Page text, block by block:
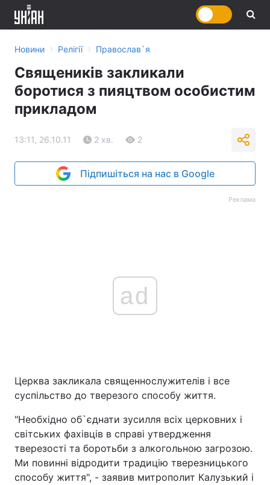
Новини › Релігії › Православ`я
Священиків закликали
боротися з пияцтвом особистим
прикладом
13:11, 26.10.11 2 хв. 2
Підпишіться на нас в Google
Реклама
ad
Церква закликала священнослужителів і все
суспільство до тверезого способу життя.
"Необхідно об`єднати зусилля всіх церковних і
світських фахівців в справі утвердження
тверезості та боротьби з алкогольною загрозою.
Ми повинні відродити традицію тверезницького
способу життя", - заявив митрополит Калузький і